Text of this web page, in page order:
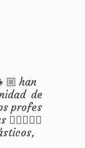
de
profes